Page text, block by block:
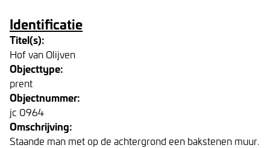
Identificatie
Titel(s):
Hof van Olijven
Objecttype:
prent
Objectnummer:
jc 0964
Omschrijving:
Staande man met op de achtergrond een bakstenen muur.